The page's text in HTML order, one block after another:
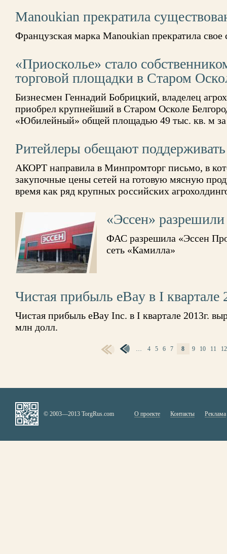
Manoukian прекратила
Французская марка Manoukian прекратила свое
«Приосколье» стало
торговой площадки в Старом
Бизнесмен Геннадий Бобрицкий, владелец
приобрел крупнейший в Старом Осколе
«Юбилейный» общей площадью 49 тыс. кв. м
Ритейлеры обещают
АКОРТ направила в Минпромторг письмо, в
закупочные цены сетей на готовую мясную
время как ряд крупных российских
«Эссен»
ФАС разрешила «Эссен
сеть «Камилла»
Чистая прибыль eBay в I квартале
Чистая прибыль eBay Inc. в I квартале 2013г.
млн долл.
… 4 5 6 7 8 9 10 11 12
© 2003—2013 TorgRus.com О проекте Контакты Реклама